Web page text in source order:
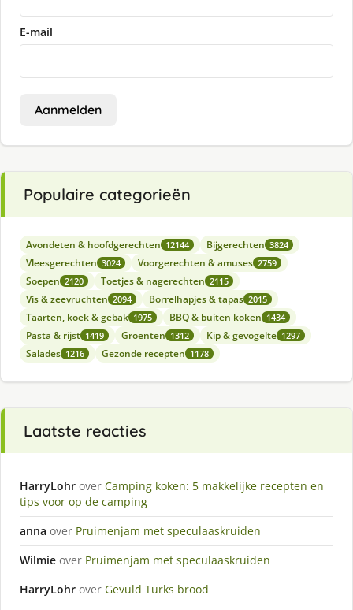
E-mail
Aanmelden
Populaire categorieën
Avondeten & hoofdgerechten 12144 Bijgerechten 3824
Vleesgerechten 3024 Voorgerechten & amuses 2759
Soepen 2120 Toetjes & nagerechten 2115
Vis & zeevruchten 2094 Borrelhapjes & tapas 2015
Taarten, koek & gebak 1975 BBQ & buiten koken 1434
Pasta & rijst 1419 Groenten 1312 Kip & gevogelte 1297
Salades 1216 Gezonde recepten 1178
Laatste reacties
HarryLohr over Camping koken: 5 makkelijke recepten en
tips voor op de camping
anna over Pruimenjam met speculaaskruiden
Wilmie over Pruimenjam met speculaaskruiden
HarryLohr over Gevuld Turks brood